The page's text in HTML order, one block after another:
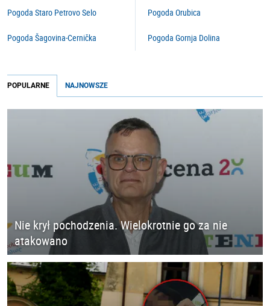
Pogoda Staro Petrovo Selo
Pogoda Šagovina-Cernička
Pogoda Orubica
Pogoda Gornja Dolina
POPULARNE NAJNOWSZE
Nie krył pochodzenia. Wielokrotnie go za nie
atakowano